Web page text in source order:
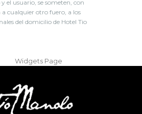
el usuario, se someten, con
a cualquier otro fuero, a los
del domicilio de Hotel Tio
Widgets Page